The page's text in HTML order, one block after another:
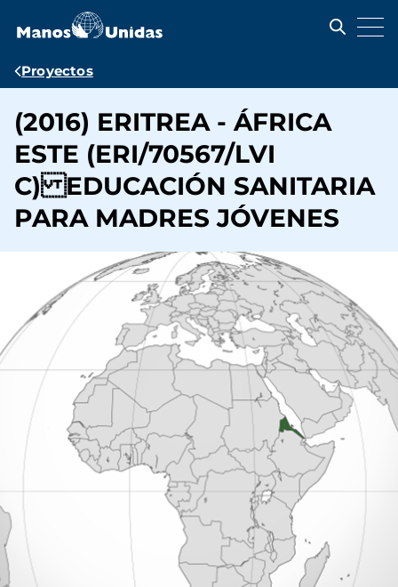
contenido
Ruta
navegación
Proyectos
(2016) ERITREA - ÁFRICA
ESTE (ERI/70567/LVI
C) EDUCACIÓN SANITARIA
PARA MADRES JÓVENES